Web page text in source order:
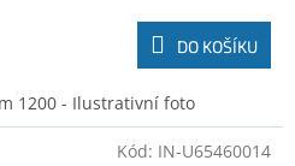
DO KOŠÍKU
1200 - Ilustrativní foto
Kód: IN-U65460014